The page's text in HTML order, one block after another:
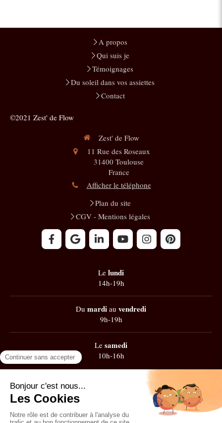
A propos
Qui suis je
Témoignages
Du soleil dans vos assiettes
Contact
©2021 Zest' de Flow
Zest' de Flow
11 Rue des Roseaux
31400 Toulouse
France
Afficher le téléphone
Plan du site
CGV - Mentions légales
Le lundi
14h-19h
Du mardi au vendredi
9h-19h
Le samedi
10h-16h
Google
101 avis